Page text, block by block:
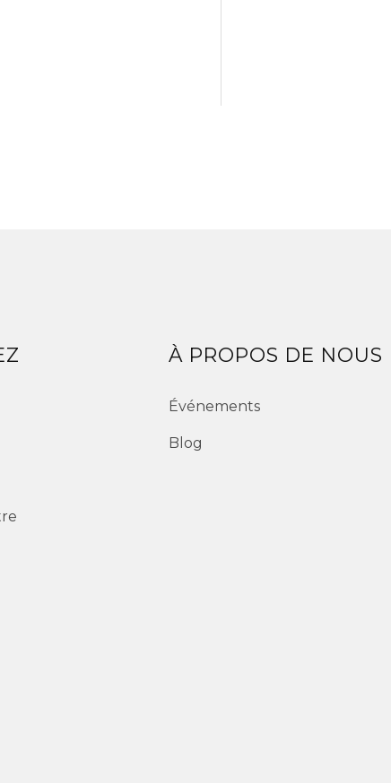
À PROPOS DE NOUS
Événements
Blog